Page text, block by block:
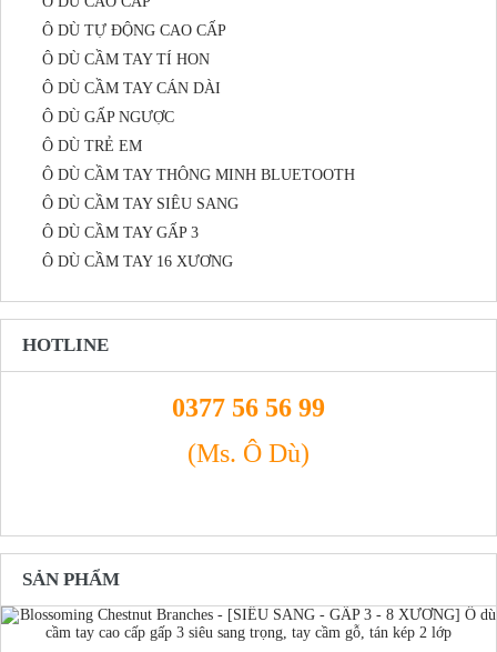
Ô DÙ TỰ ĐỘNG CAO CẤP
Ô DÙ CẦM TAY TÍ HON
Ô DÙ CẦM TAY CÁN DÀI
Ô DÙ GẤP NGƯỢC
Ô DÙ TRẺ EM
Ô DÙ CẦM TAY THÔNG MINH BLUETOOTH
Ô DÙ CẦM TAY SIÊU SANG
Ô DÙ CẦM TAY GẤP 3
Ô DÙ CẦM TAY 16 XƯƠNG
HOTLINE
0377 56 56 99
(Ms. Ô Dù)
SẢN PHẨM